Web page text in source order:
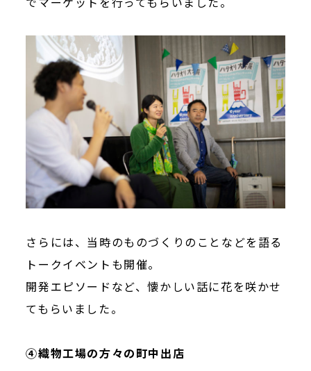
さらには、当時のものづくりのことなどを語る
トークイベントも開催。
開発エピソードなど、懐かしい話に花を咲かせ
てもらいました。
④織物工場の方々の町中出店